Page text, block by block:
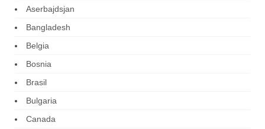
Aserbajdsjan
Bangladesh
Belgia
Bosnia
Brasil
Bulgaria
Canada